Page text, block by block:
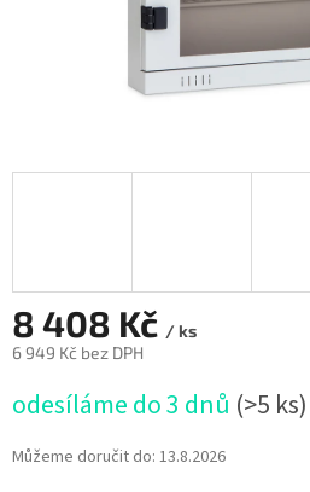
8 408 Kč / ks
6 949 Kč bez DPH
cena:
odesíláme do 3 dnů (>5 ks)
Můžeme doručit do: 13.8.2026